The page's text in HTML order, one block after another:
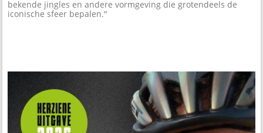
bekende jingles en andere vormgeving die grotendeels de
iconische sfeer bepalen."